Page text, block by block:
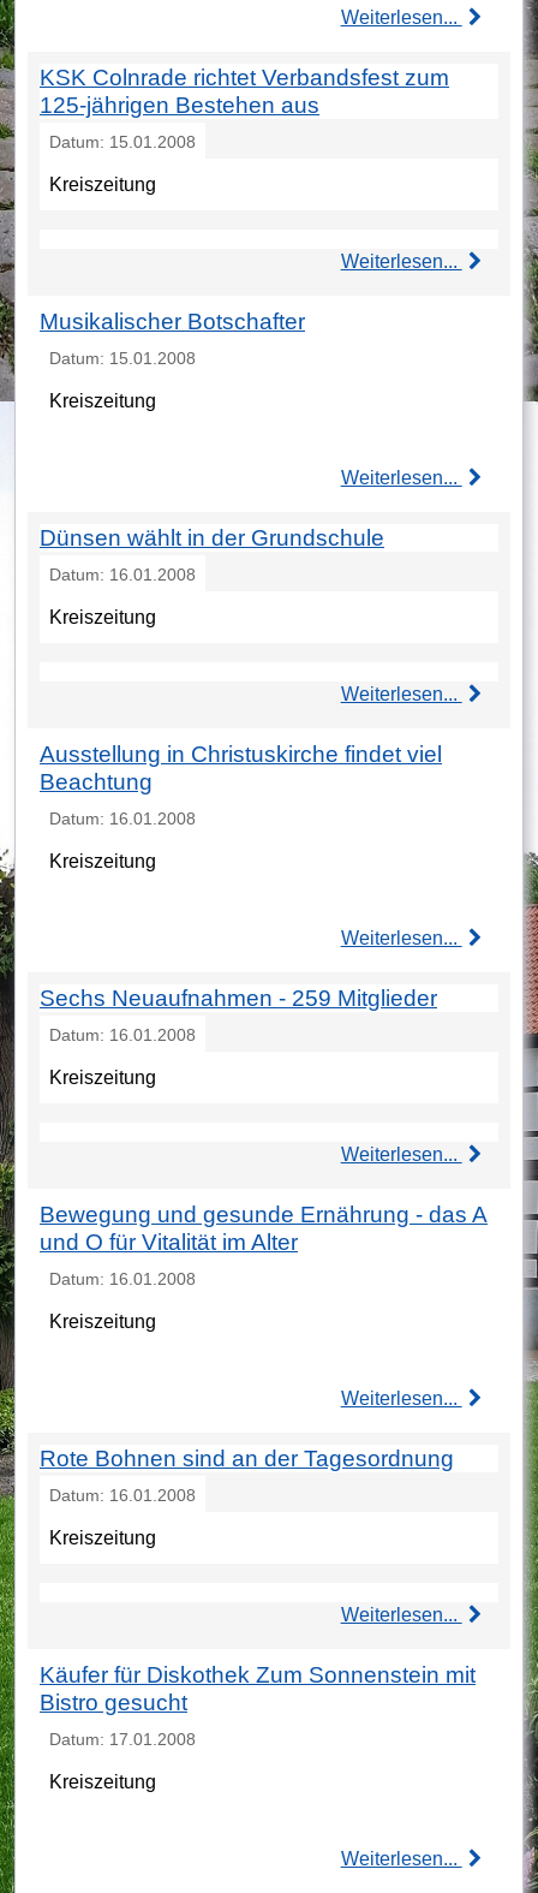
Weiterlesen...
KSK Colnrade richtet Verbandsfest zum
125-jährigen Bestehen aus
Datum: 15.01.2008
Kreiszeitung
Weiterlesen...
Musikalischer Botschafter
Datum: 15.01.2008
Kreiszeitung
Weiterlesen...
Dünsen wählt in der Grundschule
Datum: 16.01.2008
Kreiszeitung
Weiterlesen...
Ausstellung in Christuskirche findet viel
Beachtung
Datum: 16.01.2008
Kreiszeitung
Weiterlesen...
Sechs Neuaufnahmen - 259 Mitglieder
Datum: 16.01.2008
Kreiszeitung
Weiterlesen...
Bewegung und gesunde Ernährung - das A
und O für Vitalität im Alter
Datum: 16.01.2008
Kreiszeitung
Weiterlesen...
Rote Bohnen sind an der Tagesordnung
Datum: 16.01.2008
Kreiszeitung
Weiterlesen...
Käufer für Diskothek Zum Sonnenstein mit
Bistro gesucht
Datum: 17.01.2008
Kreiszeitung
Weiterlesen...